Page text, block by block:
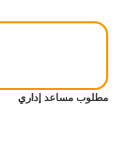
مطلوب مساعد إداري